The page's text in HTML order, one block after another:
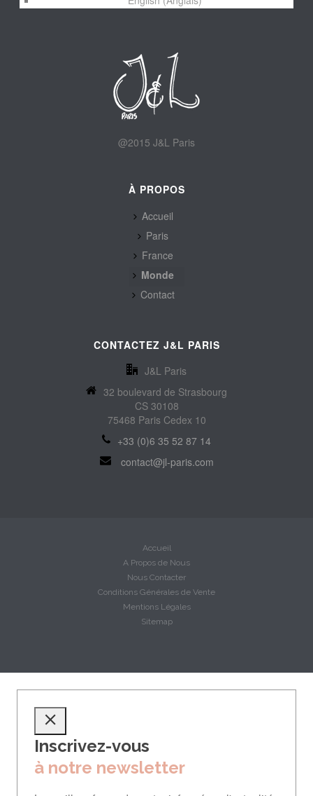
@2015 J&L Paris
À PROPOS
Accueil
Paris
France
Monde
Contact
CONTACTEZ J&L PARIS
J&L Paris
32 boulevard de Strasbourg
CS 30108
75468 Paris Cedex 10
+33 (0)6 35 52 87 14
contact@jl-paris.com
Accueil
A Propos de Nous
Nous Contacter
Conditions Générales de Vente
Mentions Légales
Sitemap
Inscrivez-vous
à notre newsletter